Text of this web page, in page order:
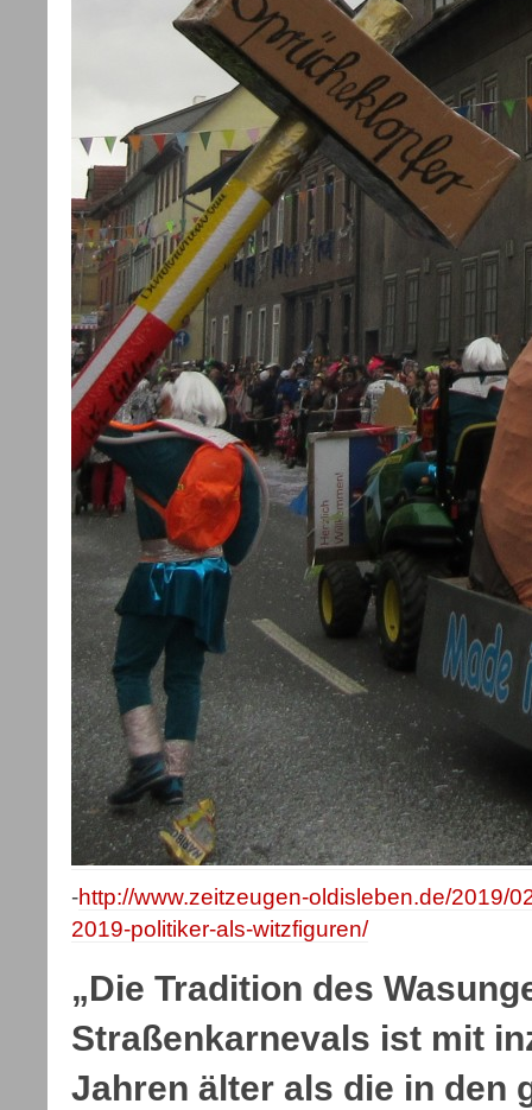
-http://www.zeitzeugen-oldisleben.de/2019/
2019-politiker-als-witzfiguren/
„Die Tradition des
Straßenkarnevals ist mit
Jahren älter als die in den